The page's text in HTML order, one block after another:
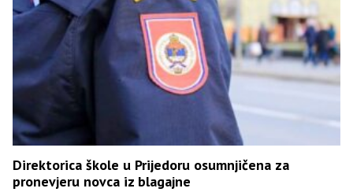
Direktorica škole u Prijedoru osumnjičena za
pronevjeru novca iz blagajne